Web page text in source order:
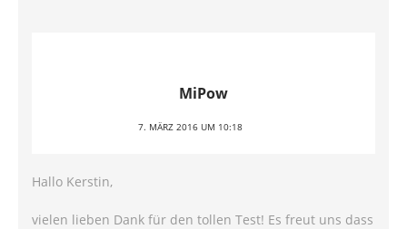
MiPow
7. MÄRZ 2016 UM 10:18
Hallo Kerstin,
vielen lieben Dank für den tollen Test! Es freut uns dass